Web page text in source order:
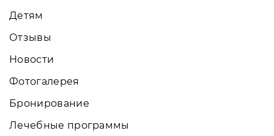
Детям
Отзывы
Новости
Фотогалерея
Бронирование
Лечебные программы